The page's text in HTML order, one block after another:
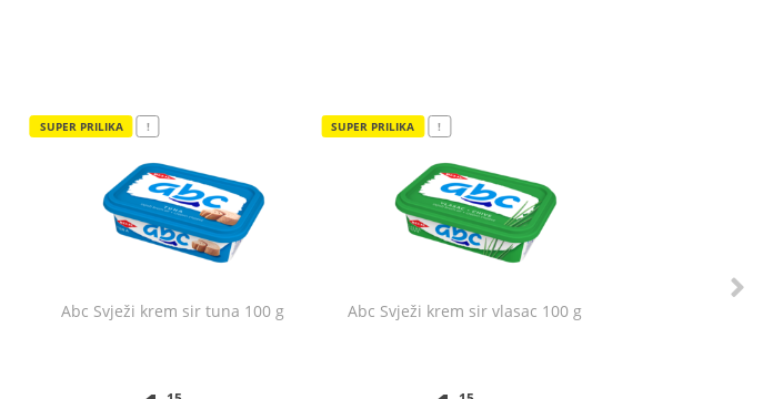
SUPER PRILIKA !
Abc Svježi krem sir tuna 100 g
SUPER PRILIKA !
Abc Svježi krem sir vlasac 100 g